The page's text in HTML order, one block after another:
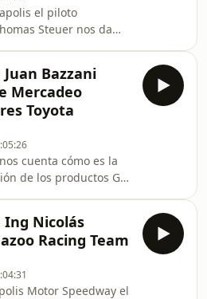
el piloto
Steuer nos da
Bazzani
Mercadeo
Toyota
cuenta cómo es la
de los productos GR
Nicolás
Racing Team
Motor Speedway el